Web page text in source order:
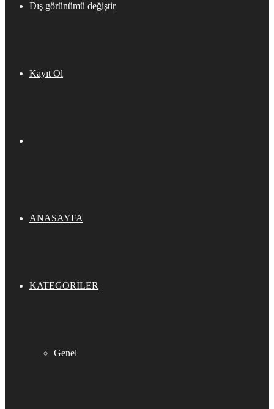
Dış görünümü değiştir
Kayıt Ol
ANASAYFA
KATEGORILER
Genel